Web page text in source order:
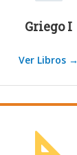
Griego I
Ver Libros →